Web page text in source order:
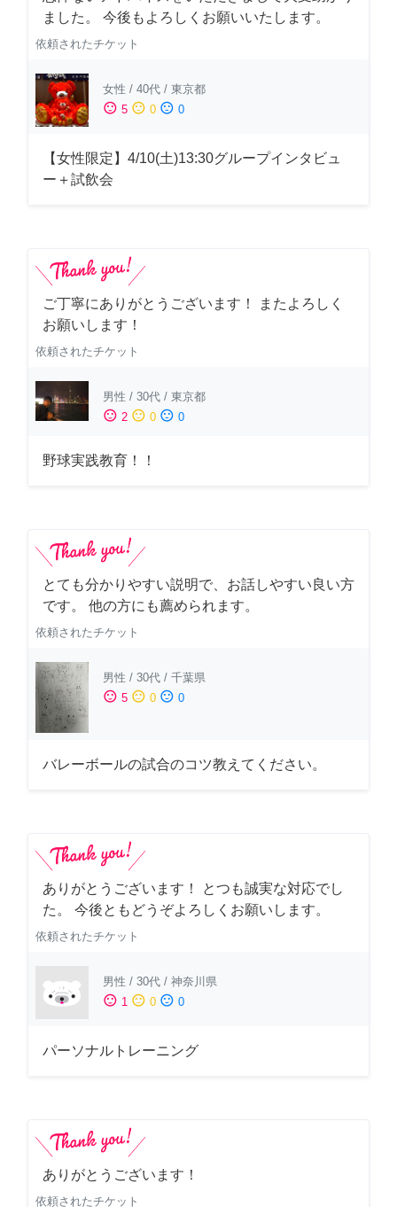
ました。 今後もよろしくお願いいたします。
依頼されたチケット
女性 / 40代 / 東京都
sentiment_satisfied 5 sentiment_neutral 0 sentiment_dissatisfied 0
【女性限定】4/10(土)13:30グループインタビュ
ー＋試飲会
ご丁寧にありがとうございます！ またよろしく
お願いします！
依頼されたチケット
男性 / 30代 / 東京都
sentiment_satisfied 2 sentiment_neutral 0 sentiment_dissatisfied 0
野球実践教育！！
とても分かりやすい説明で、お話しやすい良い方
です。 他の方にも薦められます。
依頼されたチケット
男性 / 30代 / 千葉県
sentiment_satisfied 5 sentiment_neutral 0 sentiment_dissatisfied 0
バレーボールの試合のコツ教えてください。
ありがとうございます！ とつも誠実な対応でし
た。 今後ともどうぞよろしくお願いします。
依頼されたチケット
男性 / 30代 / 神奈川県
sentiment_satisfied 1 sentiment_neutral 0 sentiment_dissatisfied 0
パーソナルトレーニング
ありがとうございます！
依頼されたチケット